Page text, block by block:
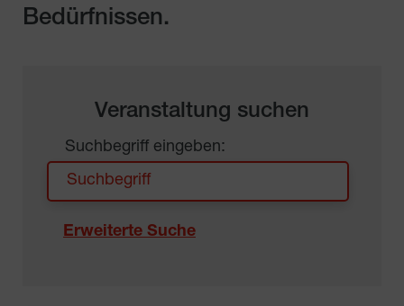
Bedürfnissen.
Veranstaltung suchen
Suchbegriff eingeben:
Erweiterte Suche